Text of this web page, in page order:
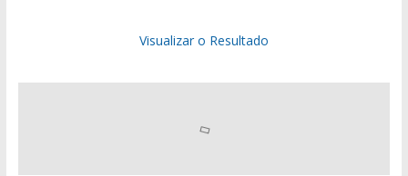
Visualizar o Resultado